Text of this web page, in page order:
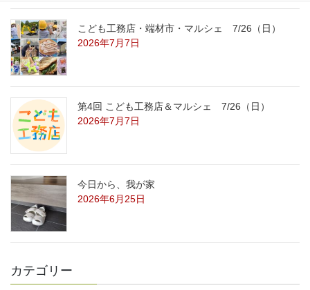
こども工務店・端材市・マルシェ 7/26（日）
2026年7月7日
第4回 こども工務店＆マルシェ 7/26（日）
2026年7月7日
今日から、我が家
2026年6月25日
カテゴリー